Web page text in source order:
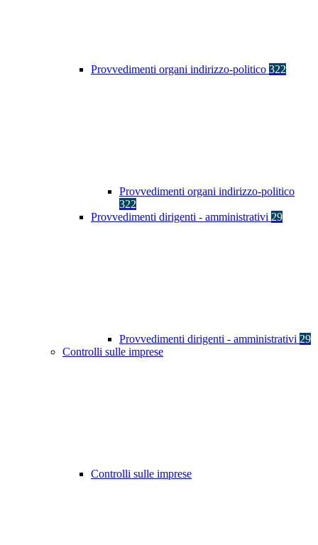
Provvedimenti organi indirizzo-politico 322
Provvedimenti organi indirizzo-politico
322
Provvedimenti dirigenti - amministrativi 29
Provvedimenti dirigenti - amministrativi 29
Controlli sulle imprese
Controlli sulle imprese